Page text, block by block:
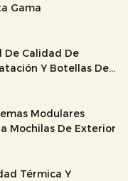
Gama
De Calidad De
Y Botellas De
Modulares
Mochilas De Exterior
Térmica Y